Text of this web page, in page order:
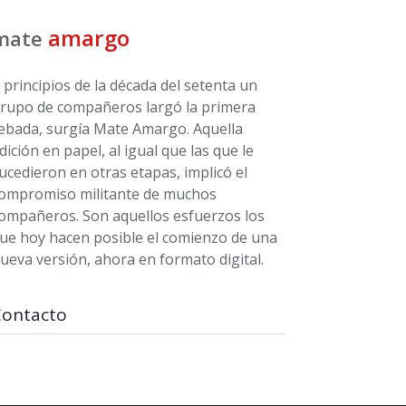
amargo
principios de la década del setenta un
de compañeros largó la primera
surgía Mate Amargo. Aquella
en papel, al igual que las que le
en otras etapas, implicó el
militante de muchos
Son aquellos esfuerzos los
hoy hacen posible el comienzo de una
versión, ahora en formato digital.